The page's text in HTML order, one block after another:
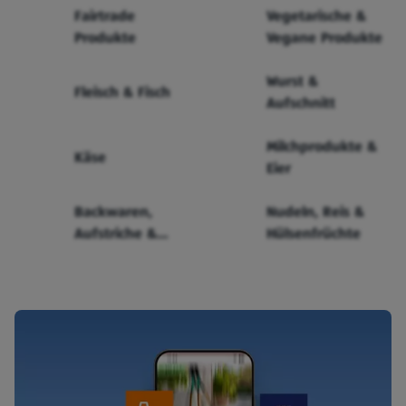
Fairtrade
Produkte
Vegetarische &
Vegane Produkte
Fleisch & Fisch
Wurst &
Aufschnitt
Käse
Milchprodukte &
Eier
Backwaren,
Aufstriche &
Nudeln, Reis &
Hülsenfrüchte